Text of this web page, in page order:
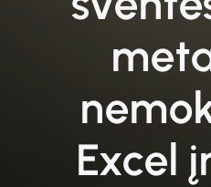
Excel